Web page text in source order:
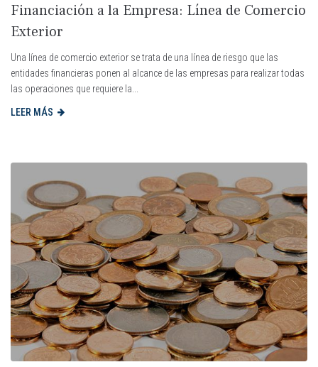
Financiación a la Empresa: Línea de Comercio
Exterior
Una línea de comercio exterior se trata de una línea de riesgo que las
entidades financieras ponen al alcance de las empresas para realizar todas
las operaciones que requiere la...
LEER MÁS